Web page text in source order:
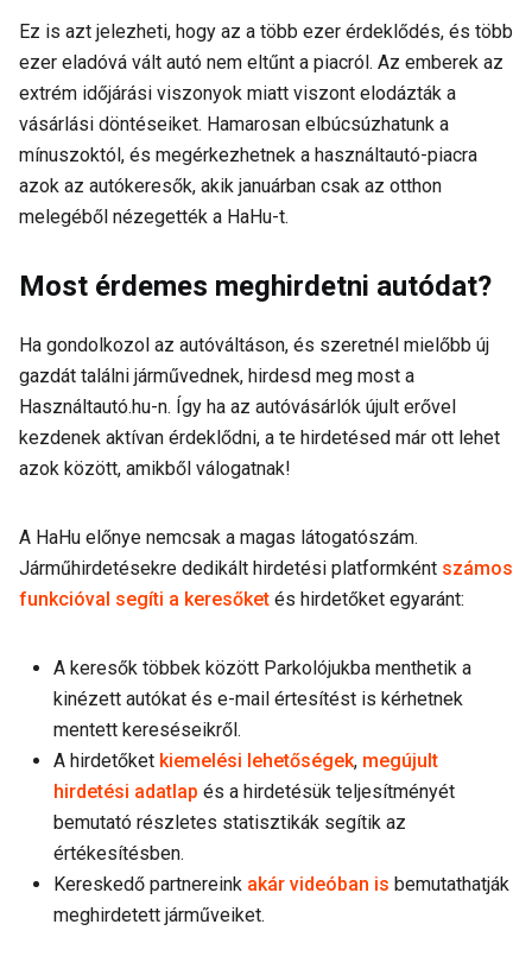
Ez is azt jelezheti, hogy az a több ezer érdeklődés, és több
ezer eladóvá vált autó nem eltűnt a piacról. Az emberek az
extrém időjárási viszonyok miatt viszont elodázták a
vásárlási döntéseiket. Hamarosan elbúcsúzhatunk a
mínuszoktól, és megérkezhetnek a használtautó-piacra
azok az autókeresők, akik januárban csak az otthon
melegéből nézegették a HaHu-t.
Most érdemes meghirdetni autódat?
Ha gondolkozol az autóváltáson, és szeretnél mielőbb új
gazdát találni járművednek, hirdesd meg most a
Használtautó.hu-n. Így ha az autóvásárlók újult erővel
kezdenek aktívan érdeklődni, a te hirdetésed már ott lehet
azok között, amikből válogatnak!
A HaHu előnye nemcsak a magas látogatószám.
Járműhirdetésekre dedikált hirdetési platformként számos
funkcióval segíti a keresőket és hirdetőket egyaránt:
A keresők többek között Parkolójukba menthetik a
kinézett autókat és e-mail értesítést is kérhetnek
mentett kereséseikről.
A hirdetőket kiemelési lehetőségek, megújult
hirdetési adatlap és a hirdetésük teljesítményét
bemutató részletes statisztikák segítik az
értékesítésben.
Kereskedő partnereink akár videóban is bemutathatják
meghirdetett járműveiket.